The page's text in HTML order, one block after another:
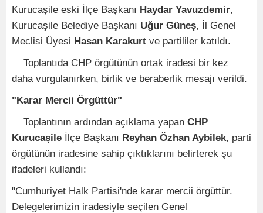
Kurucaşile eski İlçe Başkanı Haydar Yavuzdemir,
Kurucaşile Belediye Başkanı Uğur Güneş, İl Genel
Meclisi Üyesi Hasan Karakurt ve partililer katıldı.
Toplantıda CHP örgütünün ortak iradesi bir kez
daha vurgulanırken, birlik ve beraberlik mesajı verildi.
"Karar Mercii Örgüttür"
Toplantının ardından açıklama yapan CHP
Kurucaşile İlçe Başkanı Reyhan Özhan Aybilek, parti
örgütünün iradesine sahip çıktıklarını belirterek şu
ifadeleri kullandı:
"Cumhuriyet Halk Partisi'nde karar mercii örgüttür.
Delegelerimizin iradesiyle seçilen Genel